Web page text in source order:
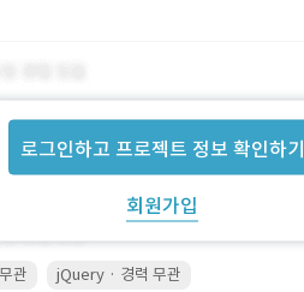
로그인하고 프로젝트 정보 확인하기
회원가입
관 jQuery · 경력 무관